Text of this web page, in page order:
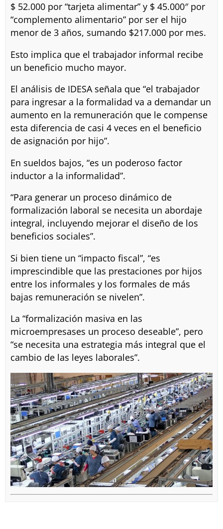
$ 52.000 por “tarjeta alimentar” y $ 45.000″ por
“complemento alimentario” por ser el hijo
menor de 3 años, sumando $217.000 por mes.
Esto implica que el trabajador informal recibe
un beneficio mucho mayor.
El análisis de IDESA señala que “el trabajador
para ingresar a la formalidad va a demandar un
aumento en la remuneración que le compense
esta diferencia de casi 4 veces en el beneficio
de asignación por hijo”.
En sueldos bajos, “es un poderoso factor
inductor a la informalidad”.
“Para generar un proceso dinámico de
formalización laboral se necesita un abordaje
integral, incluyendo mejorar el diseño de los
beneficios sociales”.
Si bien tiene un “impacto fiscal”, “es
imprescindible que las prestaciones por hijos
entre los informales y los formales de más
bajas remuneración se nivelen”.
La “formalización masiva en las
microempresases un proceso deseable”, pero
“se necesita una estrategia más integral que el
cambio de las leyes laborales”.